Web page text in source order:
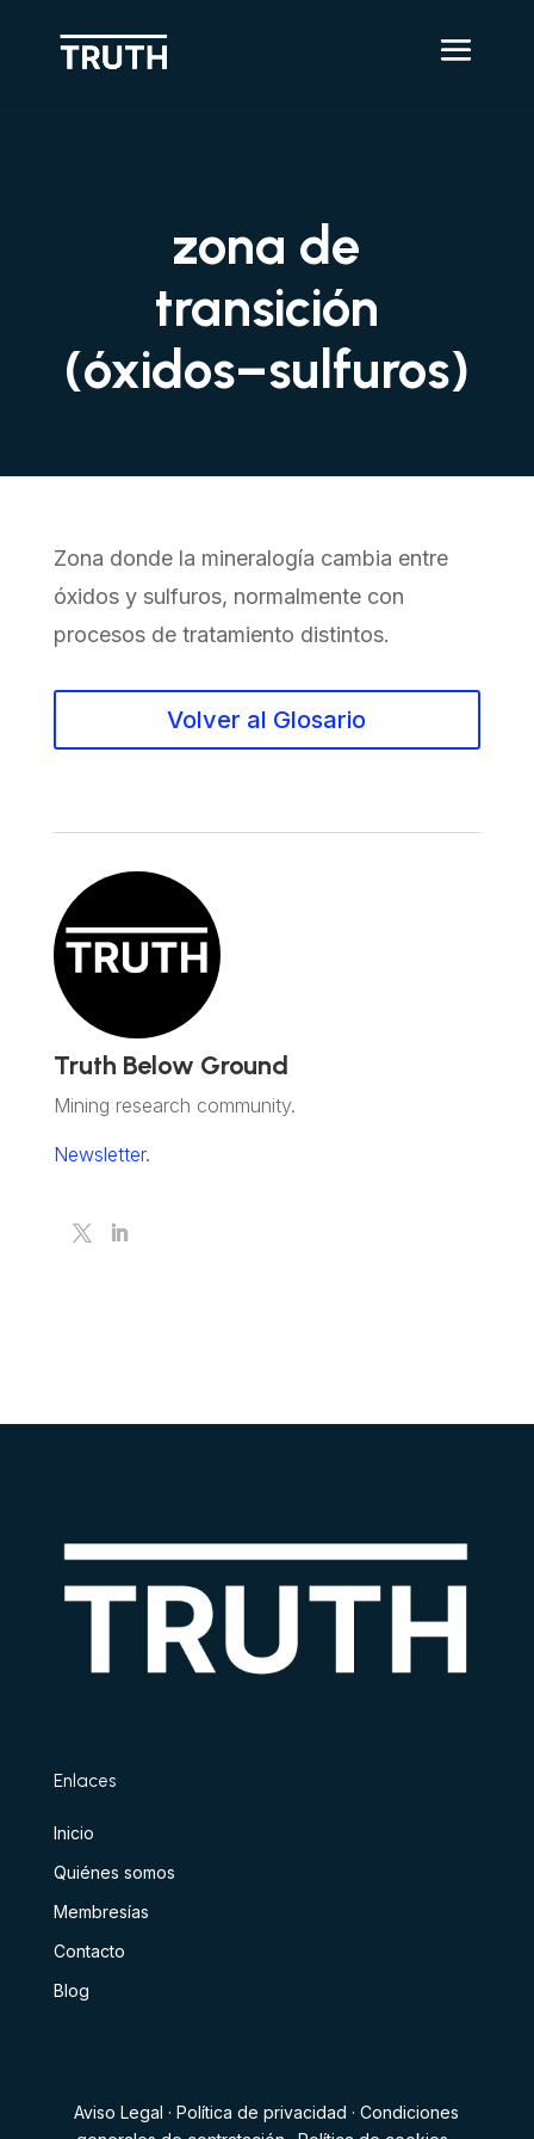
zona de
transición
(óxidos–sulfuros)
Zona donde la mineralogía cambia entre
óxidos y sulfuros, normalmente con
procesos de tratamiento distintos.
Volver al Glosario
Truth Below Ground
Mining research community.
Newsletter.
Enlaces
Inicio
Quiénes somos
Membresías
Contacto
Blog
Aviso Legal ·Política de privacidad ·Condiciones